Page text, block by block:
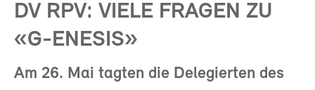
DV RPV: VIELE FRAGEN ZU
«G-ENESIS»
Am 26. Mai tagten die Delegierten des